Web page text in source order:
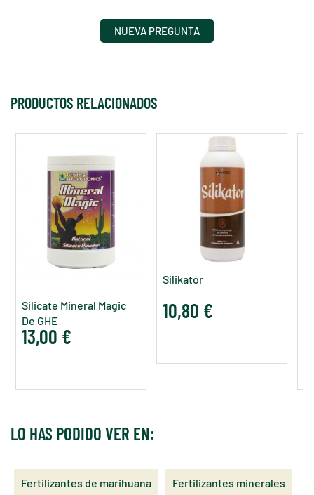
NUEVA PREGUNTA
PRODUCTOS RELACIONADOS
Silicate Mineral Magic
De GHE
13,00 €
Silikator
10,80 €
LO HAS PODIDO VER EN:
Fertilizantes de marihuana Fertilizantes minerales